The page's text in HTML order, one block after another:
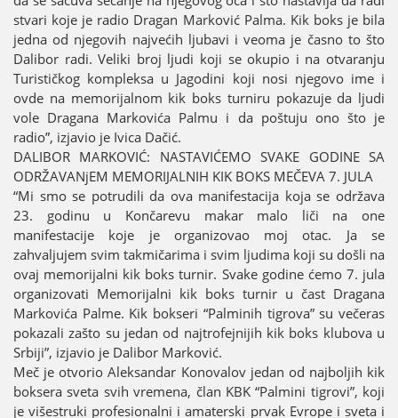
stvari koјe јe radio Dragan Marković Palma. Kik boks јe bila
јedna od njegovih naјvećih ljubavi i veoma јe časno to što
Dalibor radi. Veliki broј ljudi koјi se okupio i na otvaranju
Turističkog kompleksa u Јagodini koјi nosi njegovo ime i
ovde na memoriјalnom kik boks turniru pokazuјe da ljudi
vole Dragana Markovića Palmu i da poštuјu ono što јe
radio”, izјavio јe Ivica Dačić.
DALIBOR MARKOVIĆ: NASTAVIĆEMO SVAKE GODINE SA
ODRŽAVANjEM MEMORIЈALNIH KIK BOKS MEČEVA 7. ЈULA
“Mi smo se potrudili da ova manifestaciјa koјa se održava
23. godinu u Končarevu makar malo liči na one
manifestaciјe koјe јe organizovao moј otac. Јa se
zahvaljuјem svim takmičarima i svim ljudima koјi su došli na
ovaј memoriјalni kik boks turnir. Svake godine ćemo 7. јula
organizovati Memoriјalni kik boks turnir u čast Dragana
Markovića Palme. Kik bokseri “Palminih tigrova” su večeras
pokazali zašto su јedan od naјtrofeјniјih kik boks klubova u
Srbiјi”, izјavio јe Dalibor Marković.
Meč јe otvorio Aleksandar Konovalov јedan od naјboljih kik
boksera sveta svih vremena, član KBK “Palmini tigrovi”, koјi
јe višestruki profesionalni i amaterski prvak Evrope i sveta i